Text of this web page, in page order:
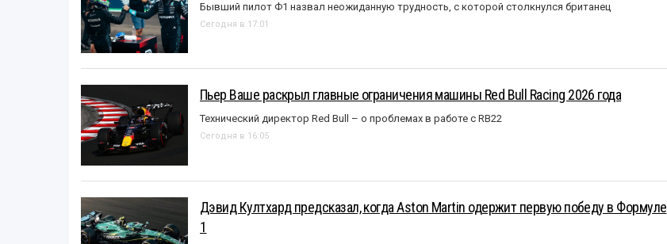
Бывший пилот Ф1 назвал неожиданную трудность, с которой столкнулся британец
Сегодня в 17:01
Пьер Ваше раскрыл главные ограничения машины Red Bull Racing 2026 года
Технический директор Red Bull – о проблемах в работе с RB22
Сегодня в 16:05
Дэвид Култхард предсказал, когда Aston Martin одержит первую победу в Формуле
1